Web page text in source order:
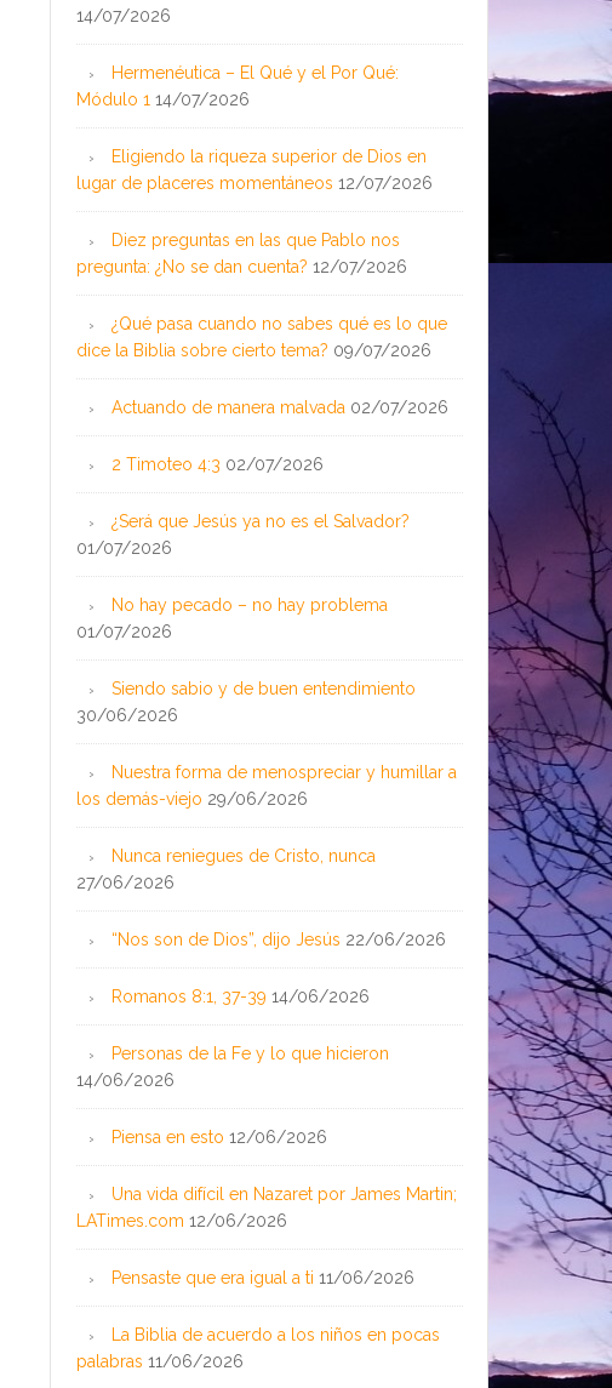
14/07/2026
Hermenéutica – El Qué y el Por Qué:
Módulo 1 14/07/2026
Eligiendo la riqueza superior de Dios en
lugar de placeres momentáneos 12/07/2026
Diez preguntas en las que Pablo nos
pregunta: ¿No se dan cuenta? 12/07/2026
¿Qué pasa cuando no sabes qué es lo que
dice la Biblia sobre cierto tema? 09/07/2026
Actuando de manera malvada 02/07/2026
2 Timoteo 4:3 02/07/2026
¿Será que Jesús ya no es el Salvador?
01/07/2026
No hay pecado – no hay problema
01/07/2026
Siendo sabio y de buen entendimiento
30/06/2026
Nuestra forma de menospreciar y humillar a
los demás-viejo 29/06/2026
Nunca reniegues de Cristo, nunca
27/06/2026
“Nos son de Dios”, dijo Jesús 22/06/2026
Romanos 8:1, 37-39 14/06/2026
Personas de la Fe y lo que hicieron
14/06/2026
Piensa en esto 12/06/2026
Una vida difícil en Nazaret por James Martin;
LATimes.com 12/06/2026
Pensaste que era igual a ti 11/06/2026
La Biblia de acuerdo a los niños en pocas
palabras 11/06/2026